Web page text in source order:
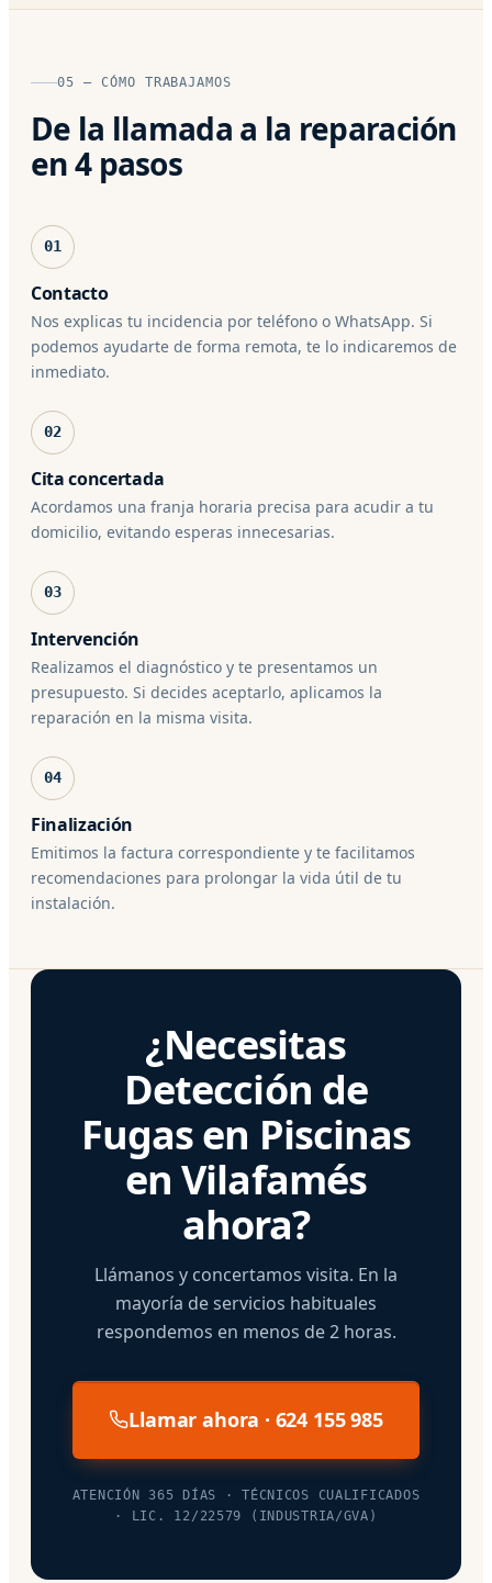
05 — CÓMO TRABAJAMOS
De la llamada a la reparación
en 4 pasos
01
Contacto
Nos explicas tu incidencia por teléfono o WhatsApp. Si
podemos ayudarte de forma remota, te lo indicaremos de
inmediato.
02
Cita concertada
Acordamos una franja horaria precisa para acudir a tu
domicilio, evitando esperas innecesarias.
03
Intervención
Realizamos el diagnóstico y te presentamos un
presupuesto. Si decides aceptarlo, aplicamos la
reparación en la misma visita.
04
Finalización
Emitimos la factura correspondiente y te facilitamos
recomendaciones para prolongar la vida útil de tu
instalación.
¿Necesitas
Detección de
Fugas en Piscinas
en Vilafamés
ahora?
Llámanos y concertamos visita. En la
mayoría de servicios habituales
respondemos en menos de 2 horas.
Llamar ahora · 624 155 985
ATENCIÓN 365 DÍAS · TÉCNICOS CUALIFICADOS
· LIC. 12/22579 (INDUSTRIA/GVA)